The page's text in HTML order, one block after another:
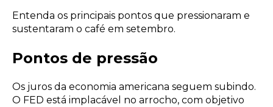
Entenda os principais pontos que pressionaram e
sustentaram o café em setembro.
Pontos de pressão
Os juros da economia americana seguem subindo.
O FED está implacável no arrocho, com objetivo